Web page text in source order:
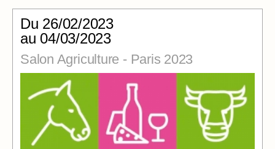
Du 26/02/2023
au 04/03/2023
Salon Agriculture - Paris 2023